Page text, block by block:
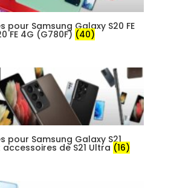
pour Samsung Galaxy S20 FE
FE 4G (G780F) (40)
pour Samsung Galaxy S21
de S21 Ultra (16)